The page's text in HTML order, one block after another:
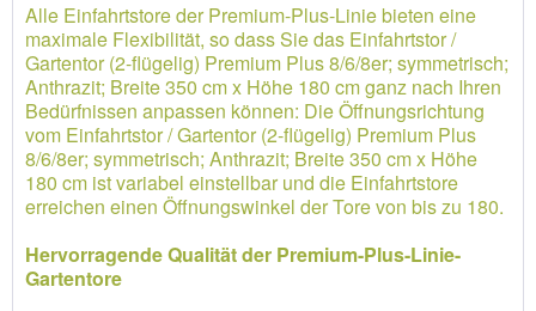
Alle Einfahrtstore der Premium-Plus-Linie bieten eine
maximale Flexibilität, so dass Sie das Einfahrtstor /
Gartentor (2-flügelig) Premium Plus 8/6/8er; symmetrisch;
Anthrazit; Breite 350 cm x Höhe 180 cm ganz nach Ihren
Bedürfnissen anpassen können: Die Öffnungsrichtung
vom Einfahrtstor / Gartentor (2-flügelig) Premium Plus
8/6/8er; symmetrisch; Anthrazit; Breite 350 cm x Höhe
180 cm ist variabel einstellbar und die Einfahrtstore
erreichen einen Öffnungswinkel der Tore von bis zu 180.
Hervorragende Qualität der Premium-Plus-Linie-
Gartentore